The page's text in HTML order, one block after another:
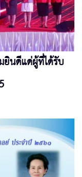
ยินดีแด่ผู้ที่ได้รับ